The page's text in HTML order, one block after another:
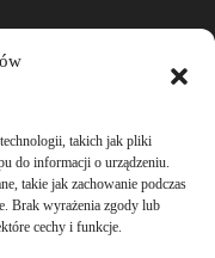
takich jak pliki
do informacji o urządzeniu.
takie jak zachowanie podczas
Brak wyrażenia zgody lub
cechy i funkcje.